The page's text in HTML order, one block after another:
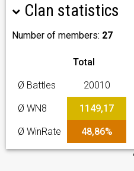
Zapraszamy !!!
Oczekujemy:
- komunikatywności
Oferujemy:
Pn-Pt: bonusy 18:00 - 24:00
Sb-Nd: bonusy 16:00 -
Clan statistics
Number of members: 27
Total
Ø Battles 20010
Ø WN8 1149,17
Ø WinRate 48,86%